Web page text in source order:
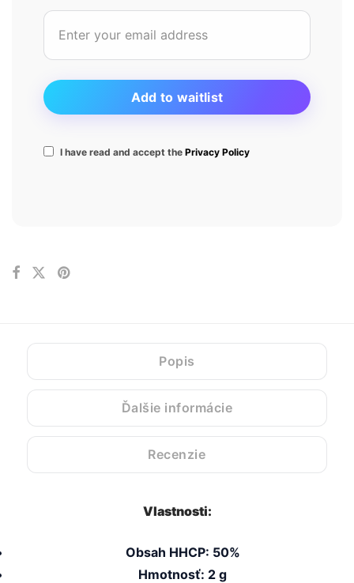
I have read and accept the Privacy Policy
Popis
Ďalšie informácie
Recenzie
Vlastnosti:
Obsah HHCP: 50%
Hmotnosť: 2 g